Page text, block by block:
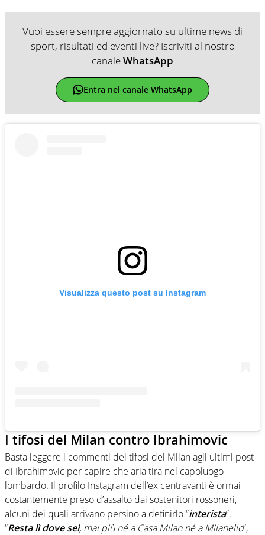
Vuoi essere sempre aggiornato su ultime news di
sport, risultati ed eventi live? Iscriviti al nostro
canaleWhatsApp
Entra nel canale WhatsApp
Visualizza questo post su Instagram
I tifosi del Milan contro Ibrahimovic
Basta leggere i commenti dei tifosi del Milan agli ultimi post
di Ibrahimovic per capire che aria tira nel capoluogo
lombardo. Il profilo Instagram dell’ex centravanti è ormai
costantemente preso d’assalto dai sostenitori rossoneri,
alcuni dei quali arrivano persino a definirlo “interista”.
“Resta lì dove sei, mai più né a Casa Milan né a Milanello”,